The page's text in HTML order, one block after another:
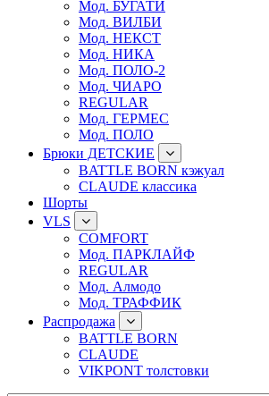
Мод. БУГАТИ
Мод. ВИЛБИ
Мод. НЕКСТ
Мод. НИКА
Мод. ПОЛО-2
Мод. ЧИАРО
REGULAR
Мод. ГЕРМЕС
Мод. ПОЛО
Брюки ДЕТСКИЕ
BATTLE BORN кэжуал
CLAUDE классика
Шорты
VLS
COMFORT
Мод. ПАРКЛАЙФ
REGULAR
Мод. Алмодо
Мод. ТРАФФИК
Распродажа
BATTLE BORN
CLAUDE
VIKPONT толстовки